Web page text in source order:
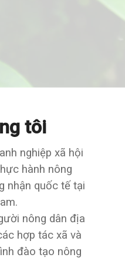
tôi
nghiệp xã hội
hành nông
nhận quốc tế tại
nông dân địa
hợp tác xã và
đào tạo nông